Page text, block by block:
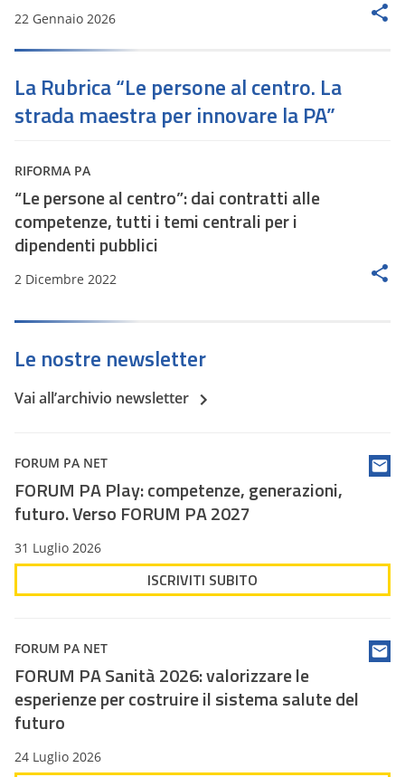
22 Gennaio 2026
La Rubrica “Le persone al centro. La
strada maestra per innovare la PA”
RIFORMA PA
“Le persone al centro”: dai contratti alle
competenze, tutti i temi centrali per i
dipendenti pubblici
2 Dicembre 2022
Le nostre newsletter
Vai all’archivio newsletter
FORUM PA NET
FORUM PA Play: competenze, generazioni,
futuro. Verso FORUM PA 2027
31 Luglio 2026
ISCRIVITI SUBITO
FORUM PA NET
FORUM PA Sanità 2026: valorizzare le
esperienze per costruire il sistema salute del
futuro
24 Luglio 2026